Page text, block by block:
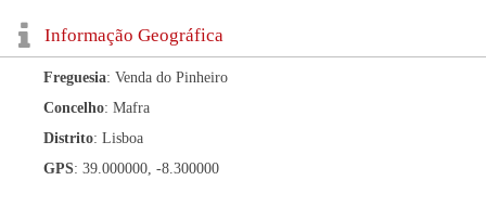
Informação Geográfica
Freguesia: Venda do Pinheiro
Concelho: Mafra
Distrito: Lisboa
GPS: 39.000000, -8.300000